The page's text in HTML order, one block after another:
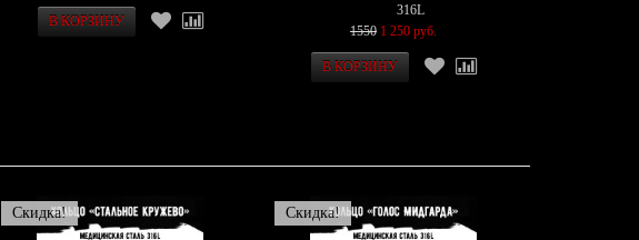
316L
1550 1 250 руб.
Скидка! Скидка!